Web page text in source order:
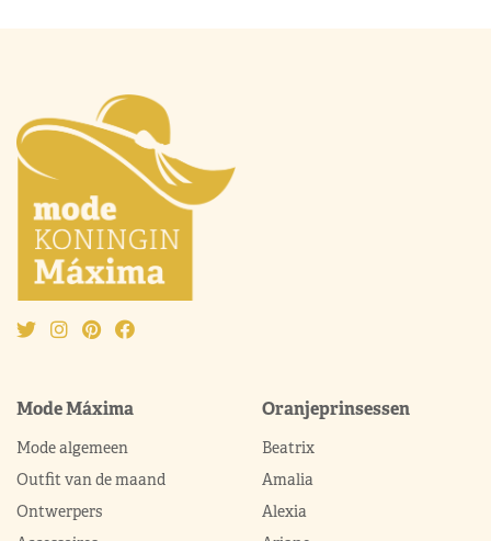
Mode Máxima
Mode algemeen
Outfit van de maand
Ontwerpers
Oranjeprinsessen
Beatrix
Amalia
Alexia